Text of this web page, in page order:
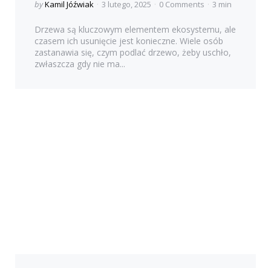
Posted
byKamil Jóźwiak 3 lutego, 2025 0 Comments 3 min
Drzewa są kluczowym elementem ekosystemu, ale
czasem ich usunięcie jest konieczne. Wiele osób
zastanawia się, czym podlać drzewo, żeby uschło,
zwłaszcza gdy nie ma...